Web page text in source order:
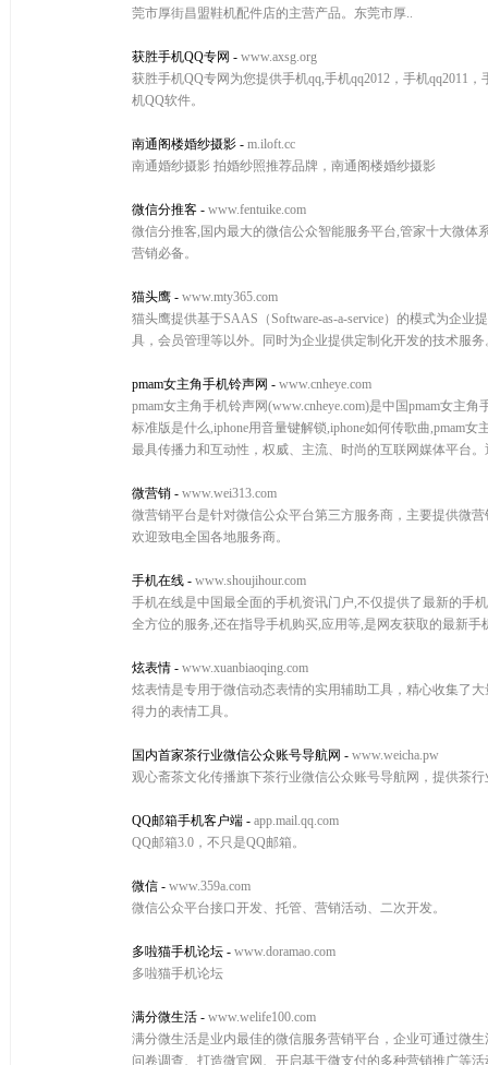
莞市厚街昌盟鞋机配件店的主营产品。东莞市厚..
获胜手机QQ专网 - www.axsg.org
获胜手机QQ专网为您提供手机qq,手机qq2012，手机qq2011
机QQ软件。
南通阁楼婚纱摄影 - m.iloft.cc
南通婚纱摄影 拍婚纱照推荐品牌，南通阁楼婚纱摄影
微信分推客 - www.fentuike.com
微信分推客,国内最大的微信公众智能服务平台,管家十大微
营销必备。
猫头鹰 - www.mty365.com
猫头鹰提供基于SAAS（Software-as-a-service）的模式为企
具，会员管理等以外。同时为企业提供定制化开发的技术服务
pmam女主角手机铃声网 - www.cnheye.com
pmam女主角手机铃声网(www.cnheye.com)是中国pmam女主
标准版是什么,iphone用音量键解锁,iphone如何传歌曲,pmam
最具传播力和互动性，权威、主流、时尚的互联网媒体平台。
微营销 - www.wei313.com
微营销平台是针对微信公众平台第三方服务商，主要提供微
欢迎致电全国各地服务商。
手机在线 - www.shoujihour.com
手机在线是中国最全面的手机资讯门户,不仅提供了最新的手
全方位的服务,还在指导手机购买,应用等,是网友获取的最新手
炫表情 - www.xuanbiaoqing.com
炫表情是专用于微信动态表情的实用辅助工具，精心收集了
得力的表情工具。
国内首家茶行业微信公众账号导航网 - www.weicha.pw
观心斋茶文化传播旗下茶行业微信公众账号导航网，提供茶
QQ邮箱手机客户端 - app.mail.qq.com
QQ邮箱3.0，不只是QQ邮箱。
微信 - www.359a.com
微信公众平台接口开发、托管、营销活动、二次开发。
多啦猫手机论坛 - www.doramao.com
多啦猫手机论坛
满分微生活 - www.welife100.com
满分微生活是业内最佳的微信服务营销平台，企业可通过微
问卷调查、打造微官网、开启基于微支付的多种营销推广等